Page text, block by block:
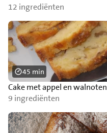
12 ingrediënten
Cake met appel en walnoten
9 ingrediënten
45 min